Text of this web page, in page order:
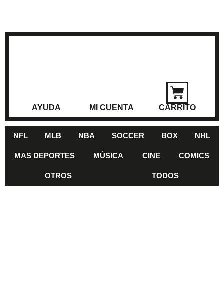
AYUDA MI CUENTA CARRITO
NFL MLB NBA SOCCER BOX NHL
MAS DEPORTES MÚSICA CINE COMICS
OTROS TODOS